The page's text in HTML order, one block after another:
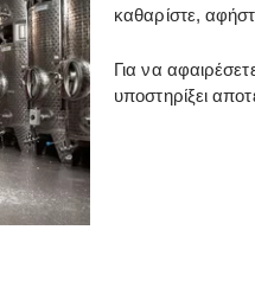
καθαρίστε,
Για να
υποστηρίξει